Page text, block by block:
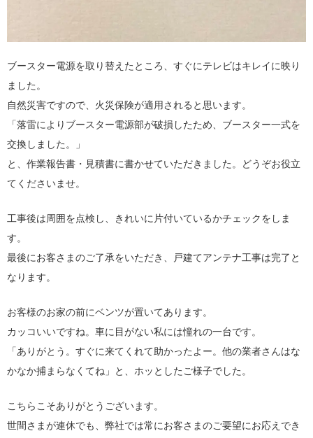
ブースター電源を取り替えたところ、すぐにテレビはキレイに映り
ました。
自然災害ですので、火災保険が適用されると思います。
「落雷によりブースター電源部が破損したため、ブースター一式を
交換しました。」
と、作業報告書・見積書に書かせていただきました。どうぞお役立
てくださいませ。
工事後は周囲を点検し、きれいに片付いているかチェックをしま
す。
最後にお客さまのご了承をいただき、戸建てアンテナ工事は完了と
なります。
お客様のお家の前にベンツが置いてあります。
カッコいいですね。車に目がない私には憧れの一台です。
「ありがとう。すぐに来てくれて助かったよー。他の業者さんはな
かなか捕まらなくてね」と、ホッとしたご様子でした。
こちらこそありがとうございます。
世間さまが連休でも、弊社では常にお客さまのご要望にお応えでき